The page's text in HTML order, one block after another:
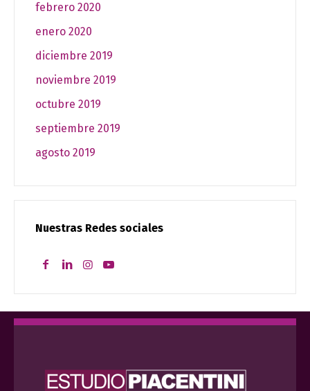
febrero 2020
enero 2020
diciembre 2019
noviembre 2019
octubre 2019
septiembre 2019
agosto 2019
Nuestras Redes sociales